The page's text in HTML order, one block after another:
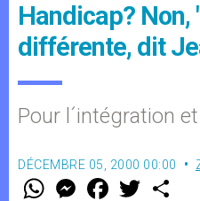
Handicap? Non,
différente, dit
Pour l´intégration
DÉCEMBRE 05, 2000 00:00
W M
e
F
a w